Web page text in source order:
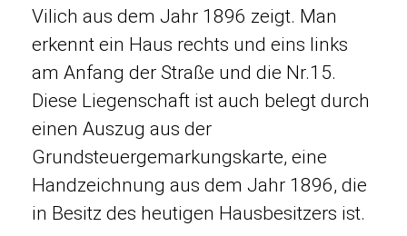
Vilich aus dem Jahr 1896 zeigt. Man
erkennt ein Haus rechts und eins links
am Anfang der Straße und die Nr.15.
Diese Liegenschaft ist auch belegt durch
einen Auszug aus der
Grundsteuergemarkungskarte, eine
Handzeichnung aus dem Jahr 1896, die
in Besitz des heutigen Hausbesitzers ist.